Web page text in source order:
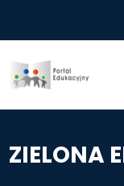
ZIELONA